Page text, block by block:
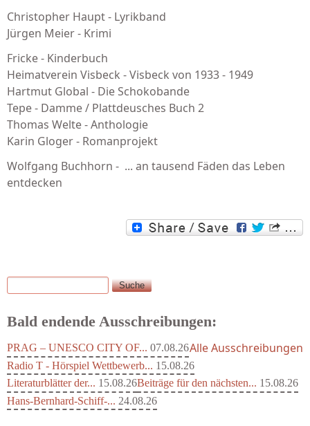
Christopher Haupt - Lyrikband
Jürgen Meier - Krimi
Fricke - Kinderbuch
Heimatverein Visbeck - Visbeck von 1933 - 1949
Hartmut Global - Die Schokobande
Tepe - Damme / Plattdeusches Buch 2
Thomas Welte - Anthologie
Karin Gloger - Romanprojekt
Wolfgang Buchhorn - ... an tausend Fäden das Leben
entdecken
Suchformular
Suche
Bald endende Ausschreibungen:
PRAG – UNESCO CITY OF... 07.08.26
Radio T - Hörspiel Wettbewerb... 15.08.26
Literaturblätter der... 15.08.26Beiträge für den nächsten... 15.08.26
Hans-Bernhard-Schiff-... 24.08.26
Alle Ausschreibungen